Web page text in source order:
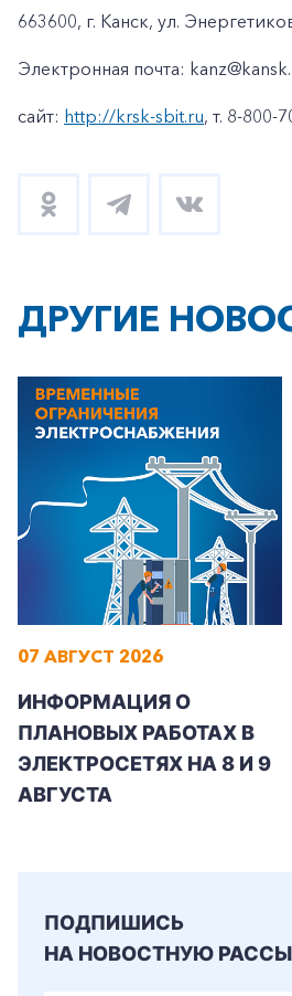
663600, г. Канск, ул.
Электронная почта: kanz@kansk.
сайт: http://krsk-sbit.ru, т. 8-800-
ДРУГИЕ
07 АВГУСТ 2026
ИНФОРМАЦИЯ О
ПЛАНОВЫХ РАБОТАХ В
ЭЛЕКТРОСЕТЯХ НА 8 И 9
АВГУСТА
ПОДПИШИСЬ
НА НОВОСТНУЮ